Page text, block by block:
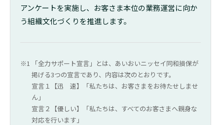
アンケートを実施し、お客さま本位の業務運営に向か
う組織文化づくりを推進します。
「全力サポート宣言」とは、あいおいニッセイ同和損保が
掲げる3つの宣言であり、内容は次のとおりです。
宣言１【迅 速】「私たちは、お客さまをお待たせしませ
ん」
宣言２【優しい】「私たちは、すべてのお客さまへ親身な
対応を行います」